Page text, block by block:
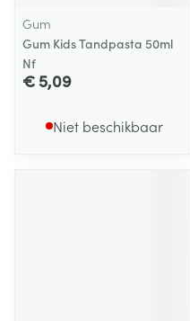
Gum
Gum Kids Tandpasta 50ml
Nf
€ 5,09
Niet beschikbaar